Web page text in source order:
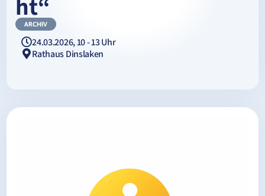
ARCHIV
24.03.2026, 10 - 13 Uhr
Rathaus Dinslaken